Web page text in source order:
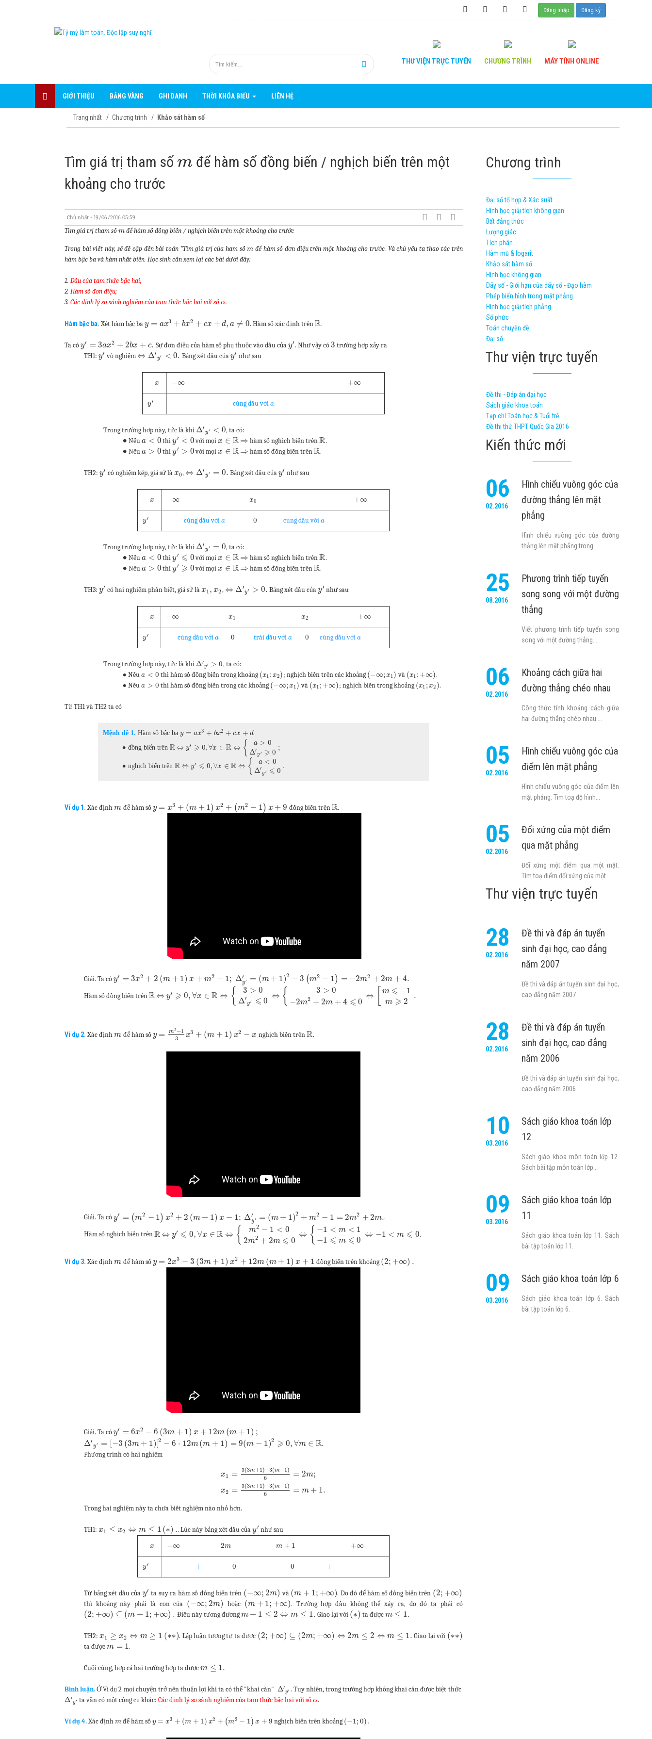
Đăng nhập Đăng ký
THƯ VIỆN TRỰC TUYẾN CHƯƠNG TRÌNH MÁY TÍNH ONLINE
GIỚI THIỆU BẢNG VÀNG GHI DANH THỜI KHÓA BIỂU LIÊN HỆ
Trang nhất Chương trình Khảo sát hàm số
Tìm giá trị tham số m để hàm số đồng biến / nghịch biến trên một
khoảng cho trước
Chủ nhật - 19/06/2016 05:59
Tìm giá trị tham số m để hàm số đồng biến / nghịch biến trên một khoảng cho trước
Trong bài viết này, sẽ đề cập đến bài toán "Tìm giá trị của ham sốm để hàm số đơn điệu trên một khoảng cho trước. Và chủ yếu ta thao tác trên
hàm bậc ba và hàm nhất biến. Học sinh cần xem lại các bài dưới đây:
1. Dấu của tam thức bậc hai;
2. Hàm số đơn điệu;
3. Các định lý so sánh nghiệm của tam thức bậc hai với số α.
Hàm bậc ba.Xét hàm bậc bay = ax3 + bx2 + cx + d, a ≠ 0. Hàm số xác định trênR.
Ta cóy′ = 3ax2 + 2bx + c. Sự đơn điệu của hàm số phụ thuộc vào dấu củay′. Như vậy có3 trường hợp xảy ra
TH1: y′ vô nghiệm⇔ Δ′
y′ < 0. Bảng xét dấu củay′ như sau
x −∞ +∞
y′ cùng dấu vớia
Trong trường hợp này, tức là khi Δ′
y′ < 0, ta có:
∙ Nếua < 0thìy′ < 0với mọix ∈ R ⇒ hàm số nghich biến trênR.
∙ Nếua > 0thìy′ > 0với mọix ∈ R ⇒ hàm số đồng biến trênR.
TH2: y′ có nghiệm kép, giả sử làx0,⇔ Δ′
y′ = 0. Bảng xét dấu củay′ như sau
x −∞ x0 +∞
y′ cùng dấu vớia 0 cùng dấu với a
Trong trường hợp này, tức là khi Δ′
y′ = 0, ta có:
∙ Nếua < 0thìy′ ⩽ 0với mọix ∈ R ⇒ hàm số nghich biến trênR.
∙ Nếua > 0thìy′ ⩾ 0với mọix ∈ R ⇒ hàm số đồng biến trênR.
TH3: y′ có hai nghiệm phân biệt, giả sử làx1 , x2,⇔ Δ′
y′ > 0. Bảng xét dấu củay′ như sau
x −∞ x1 x2 +∞
y′ cùng dấu vớia 0 trái dấu với a 0 cùng dấu với a
Trong trường hợp này, tức là khiΔ′
y′ > 0, ta có:
∙ Nếua < 0 thì hàm số đồng biến trong khoảng (x1 ; x2); nghịch biến trên các khoảng (−∞; x1) và (x1 ; +∞).
∙ Nếua > 0 thì hàm số đồng biến trong các khoảng (−∞; x1) và (x1 ; +∞); nghịch biến trong khoảng (x1 ; x2 ).
Từ TH1 và TH2 ta có
Mệnh đề 1.Hàm số bậc bay = ax3 + bx2 + cx + d
∙ đồng biến trên R⇔ y′ ⩾ 0,∀x ∈ R ⇔ { a > 0
Δ′
y′ ⩾ 0
;
∙ nghịch biến trên R⇔ y′ ⩽ 0,∀x ∈ R ⇔ { a < 0
Δ′
y′ ⩽ 0
.
Ví dụ 1.Xác địnhm để hàm sốy = x3 + (m + 1) x2 + (m2 − 1) x + 9 đồng biến trênR.
Giải. Ta cóy′ = 3x2 + 2 (m + 1) x + m2 − 1; Δ′
y′ = (m + 1)2 − 3 (m2 − 1) = −2m2 + 2m + 4.
Hàm số đồng biến trênR⇔ y′ ⩾ 0, ∀x ∈ R ⇔ { 3 > 0
Δ′
y′ ⩽ 0
⇔ { 3 > 0
−2m2 + 2m + 4 ⩽ 0
⇔ m ⩽ −1
m ⩾ 2
.
Ví dụ 2.Xác địnhm để hàm sốy = m2 −1
3
x3 + (m + 1) x2 − x nghịch biến trênR.
Giải. Ta cóy′ = (m2 − 1) x2 + 2 (m + 1) x − 1; Δ′
y′ = (m + 1)2 + m2 − 1 = 2m2 + 2m..
Hàm số nghịch biến trênR⇔ y′ ⩽ 0, ∀x ∈ R ⇔ { m2 − 1 < 0
2m2 + 2m ⩽ 0
⇔ { −1 < m < 1
−1 ⩽ m ⩽ 0
⇔ −1 < m ⩽ 0.
Ví dụ 3.Xác địnhm để hàm sốy = 2x3 − 3 (3m + 1) x2 + 12m (m + 1) x + 1 đồng biến trên khoảng (2; +∞) .
Giải. Ta cóy′ = 6x2 − 6 (3m + 1) x + 12m (m + 1) ;
Δ′
y′ = −3 (3m + 1) ]2 − 6 ⋅ 12m (m + 1) = 9(m − 1)2 ⩾ 0, ∀m ∈ R.
Phương trình có hai nghiệm
x1 = 3(3m+1)+3(m−1)
6
= 2m;
x2 = 3(3m+1)−3(m−1)
6
= m + 1.
Trong hai nghiệm này ta chưa biết nghiệm nào nhỏ hơn.
TH1: x1 ≤ x2 ⇔ m ≤ 1 (∗) .. Lúc này bảng xét dấu củay′ như sau
x −∞ 2m m + 1 +∞
y′ + 0 − 0 +
Từ bảng xét dấu của y′ ta suy ra hàm số đồng biến trên (−∞; 2m) và (m + 1; +∞). Do đó để hàm số đồng biến trên (2; +∞)
thì khoảng này phải là con của (−∞; 2m) hoặc (m + 1; +∞). Trường hợp đầu không thể xảy ra, do đó ta phải có
(2; +∞) ⊆ (m + 1; +∞) . Điều này tương đươngm + 1 ≤ 2 ⇔ m ≤ 1. Giao lại với (∗) ta đượcm ≤ 1.
TH2:x1 ≥ x2 ⇔ m ≥ 1 (∗∗). Lập luận tương tự ta được (2; +∞) ⊆ (2m; +∞) ⇔ 2m ≤ 2 ⇔ m ≤ 1. Giao lại với (∗∗)
ta đượcm = 1.
Cuối cùng, hợp cả hai trường hợp ta đượcm ≤ 1.
Bình luận.Ở Ví dụ 2 mọi chuyện trở nên thuận lợi khi ta có thể "khai căn" Δ′
y′ . Tuy nhiên, trong trường hợp không khai căn được biệt thức
Δ′
y′ ta vẫn có một công cụ khác: Các định lý so sánh nghiệm của tam thức bậc hai với số α.
Ví dụ 4.Xác định m để hàm số y = x3 + (m + 1) x2 + (m2 − 1) x + 9 nghịch biến trên khoảng (−1; 0) .
Chương trình
Đại số tổ hợp & Xác suất
Hình học giải tích không gian
Bất đẳng thức
Lượng giác
Tích phân
Hàm mũ & logarit
Khảo sát hàm số
Hình học không gian
Dãy số - Giới hạn của dãy số - Đạo hàm
Phép biến hình trong mặt phẳng
Hình học giải tích phẳng
Số phức
Toán chuyên đề
Đại số
Thư viện trực tuyến
Đề thi - Đáp án đại học
Sách giáo khoa toán
Tạp chí Toán học & Tuổi trẻ
Đề thi thử THPT Quốc Gia 2016
Kiến thức mới
06
02.2016
Hình chiếu vuông góc của
đường thẳng lên mặt
phẳng
Hình chiếu vuông góc của đường
thẳng lên mặt phẳng trong...
25
08.2016
Phương trình tiếp tuyến
song song với một đường
thẳng
Viết phương trình tiếp tuyến song
song với một đường thẳng...
06
02.2016
Khoảng cách giữa hai
đường thẳng chéo nhau
Công thức tính khoảng cách giữa
hai đường thẳng chéo nhau....
05
02.2016
Hình chiếu vuông góc của
điểm lên mặt phẳng
Hình chiếu vuông góc của điểm lên
mặt phẳng. Tìm toạ độ hình...
05
02.2016
Đối xứng của một điểm
qua mặt phẳng
Đối xứng một điểm qua một mặt.
Tìm toạ điểm đối xứng của một...
Thư viện trực tuyến
28
02.2016
Đề thi và đáp án tuyển
sinh đại học, cao đẳng
năm 2007
Đề thi và đáp án tuyển sinh đại học,
cao đẳng năm 2007
28
02.2016
Đề thi và đáp án tuyển
sinh đại học, cao đẳng
năm 2006
Đề thi và đáp án tuyển sinh đại học,
cao đẳng năm 2006
10
03.2016
Sách giáo khoa toán lớp
12
Sách giáo khoa môn toán lớp 12.
Sách bài tập môn toán lớp...
09
03.2016
Sách giáo khoa toán lớp
11
Sách giáo khoa toán lớp 11. Sách
bài tập toán lớp 11.
09
03.2016
Sách giáo khoa toán lớp 6
Sách giáo khoa toán lớp 6. Sách
bài tập toán lớp 6.